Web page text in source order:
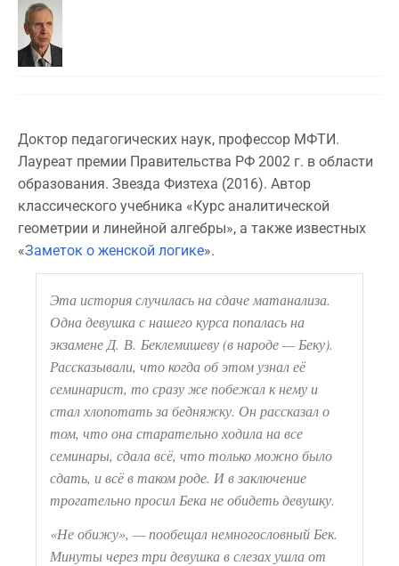
Доктор педагогических наук, профессор МФТИ.
Лауреат премии Правительства РФ 2002 г. в области
образования. Звезда Физтеха (2016). Автор
классического учебника «Курс аналитической
геометрии и линейной алгебры», а также известных
«Заметок о женской логике».
Эта история случилась на сдаче матанализа.
Одна девушка с нашего курса попалась на
экзамене Д. В. Беклемишеву (в народе — Беку).
Рассказывали, что когда об этом узнал её
семинарист, то сразу же побежал к нему и
стал хлопотать за бедняжку. Он рассказал о
том, что она старательно ходила на все
семинары, сдала всё, что только можно было
сдать, и всё в таком роде. И в заключение
трогательно просил Бека не обидеть девушку.
«Не обижу», — пообещал немногословный Бек.
Минуты через три девушка в слезах ушла от